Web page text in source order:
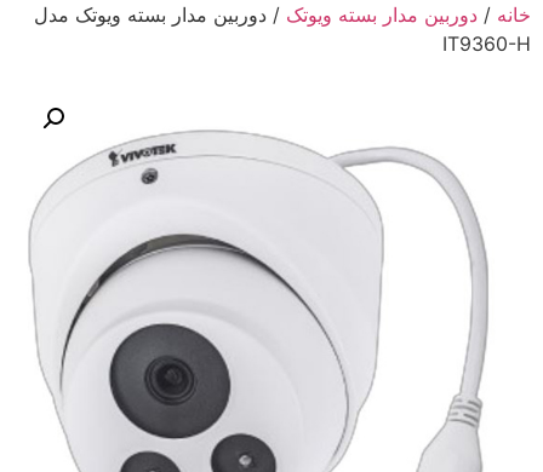
خانه / دوربین مدار بسته ویوتک / دوربین مدار بسته ویوتک مدل
IT9360-H